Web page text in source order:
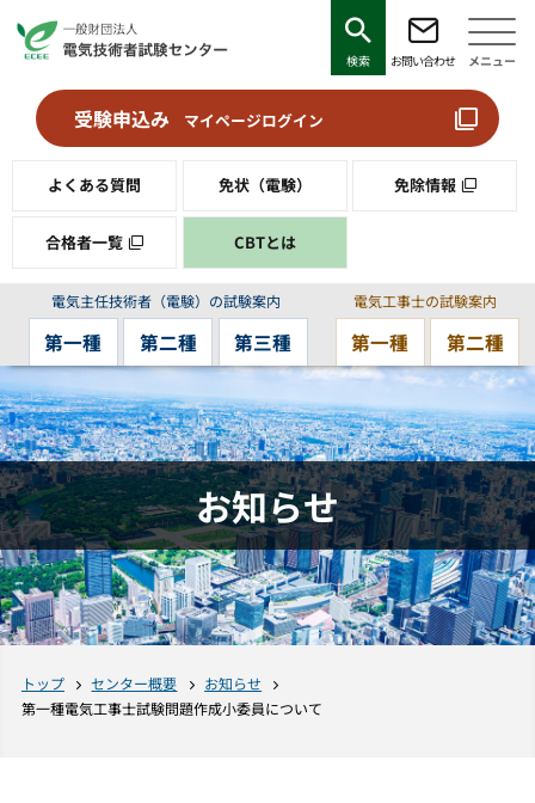
検索 お問い合わせ メニュー
よくある質問 免状（電験） 免除情報
合格者一覧 CBTとは
受験申込み マイページログイン
電気主任技術者（電験）の試験案内
第一種 第二種 第三種
電気工事士の試験案内
第一種 第二種
お知らせ
トップ センター概要
お知らせ
第一種電気工事士試験問題作成小委員について